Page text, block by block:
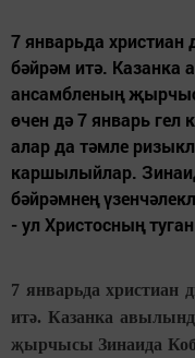
7 январьда
бәйрәм итә. Казанка
ансамбленың
өчен дә 7 январь гел
алар да тәмле
каршылыйлар.
бәйрәмнең
- ул Христосның
7 январьда христиан
итә. Казанка
җырчысы Зинаида